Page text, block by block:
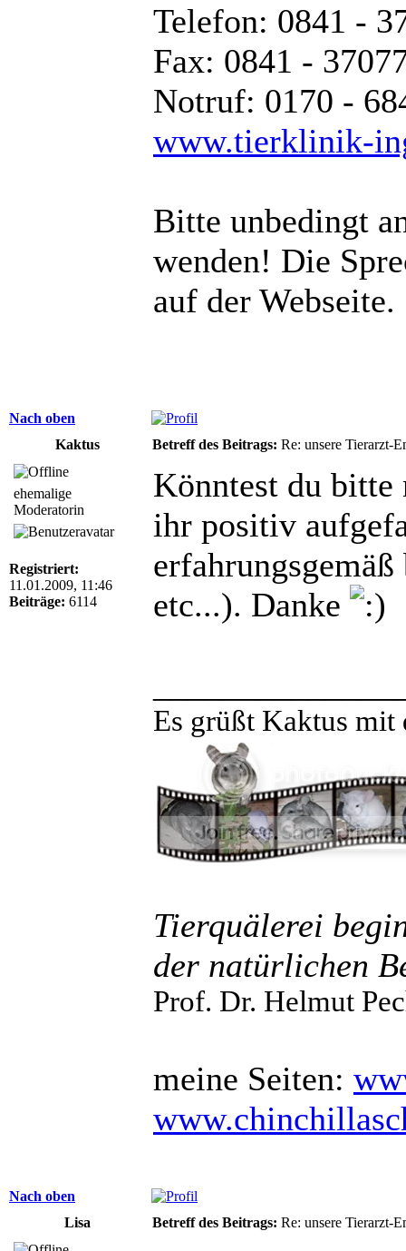
Telefon: 0841 -
Fax: 0841 -
Notruf: 0170 -
www.tierklinik-
Bitte unbedingt
wenden! Die
auf der Webseite.
Nach oben
Kaktus
Betreff des Beitrags: Re: unsere Tierarzt-
ehemalige
Moderatorin
Registriert:
11.01.2009, 11:46
Beiträge: 6114
Könntest du bitte
ihr positiv
etc...). Danke
Es grüßt Kaktus mit
Tierquälerei
der natürlichen
Prof. Dr. Helmut
meine Seiten:
Nach oben
Lisa
Betreff des Beitrags: Re: unsere Tierarzt-